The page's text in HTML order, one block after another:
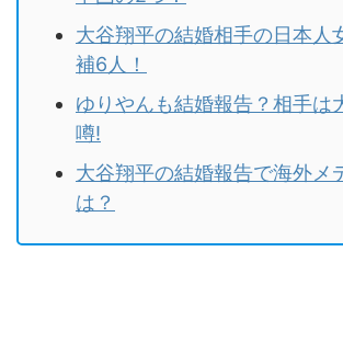
大谷翔平の結婚相手の日本人
補6人！
ゆりやんも結婚報告？相手は
噂!
大谷翔平の結婚報告で海外メ
は？